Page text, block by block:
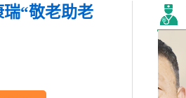
瑞“敬老助老